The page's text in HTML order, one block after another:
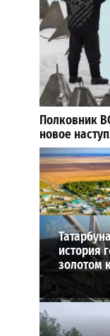
Полковник
новое
27-07-2026 в 11:19
ВИБОР РЕДАКЦИИ
история
золотом